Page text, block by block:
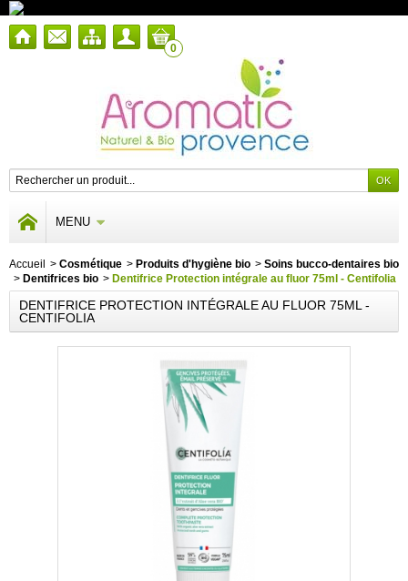
0
MENU
Accueil > Cosmétique > Produits d'hygiène bio > Soins bucco-dentaires bio
> Dentifrices bio > Dentifrice Protection intégrale au fluor 75ml - Centifolia
DENTIFRICE PROTECTION INTÉGRALE AU FLUOR 75ML -
CENTIFOLIA